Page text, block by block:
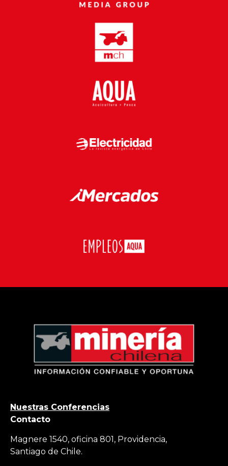
Nuestras Conferencias
Contacto
Magnere 1540, oficina 801, Providencia,
Santiago de Chile.